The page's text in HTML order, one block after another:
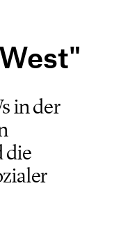
in der
die